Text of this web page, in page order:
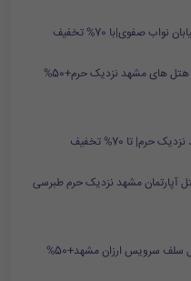
صفوی|با 70% تخفیف
رزرو هتل مشهد نزدیک حرم | لیست و شماره هتل های مشهد نزدیک حرم+50%
تا 70% تخفیف
آپارتمان مشهد نزدیک حرم طبرسی
هتل های مشهد با غذای سلف سرویس | هتل سلف سرویس ارزان مشهد+50%